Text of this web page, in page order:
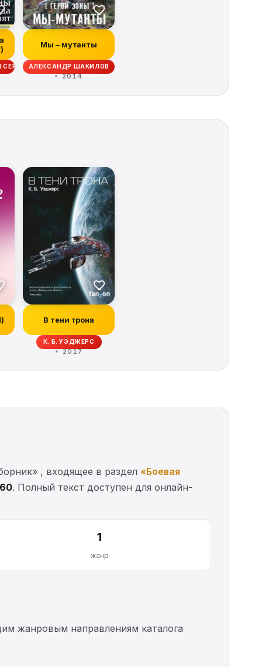
АНДРЕЙЧЕНКО
ДЯЧЕНКО, АНТОН ТУДАКОВ, РАДИЙ ВЛАДИМИРОВИЧ РАДУТНЫЙ
Мы – мутанты
АЛЕКСАНДР ШАКИЛОВ
2014
ИВОНН НАВАРРО, КИТ ДЕ КАНДИДО, РЭЙ ГАРТОН, КРИСТОФЕР
В тени трона
К. Б. УЭДЖЕРС
2017
, входящее в раздел «Боевая
. Полный текст доступен для онлайн-
1
жанр
жанровым направлениям каталога